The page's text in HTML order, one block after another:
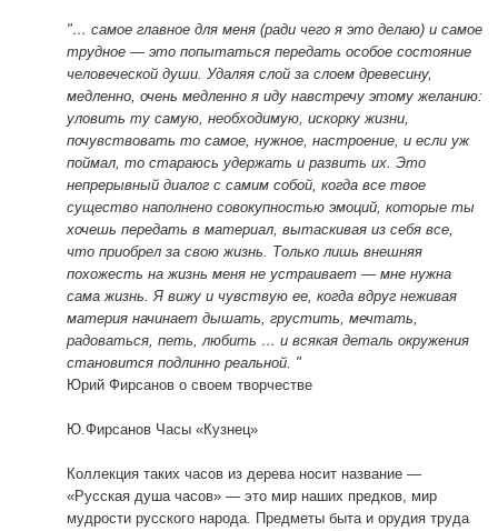
"… самое главное для меня (ради чего я это делаю) и самое
трудное — это попытаться передать особое состояние
человеческой души. Удаляя слой за слоем древесину,
медленно, очень медленно я иду навстречу этому желанию:
уловить ту самую, необходимую, искорку жизни,
почувствовать то самое, нужное, настроение, и если уж
поймал, то стараюсь удержать и развить их. Это
непрерывный диалог с самим собой, когда все твое
существо наполнено совокупностью эмоций, которые ты
хочешь передать в материал, вытаскивая из себя все,
что приобрел за свою жизнь. Только лишь внешняя
похожесть на жизнь меня не устраивает — мне нужна
сама жизнь. Я вижу и чувствую ее, когда вдруг неживая
материя начинает дышать, грустить, мечтать,
радоваться, петь, любить … и всякая деталь окружения
становится подлинно реальной. "
Юрий Фирсанов о своем творчестве
Ю.Фирсанов Часы «Кузнец»
Коллекция таких часов из дерева носит название —
«Русская душа часов» — это мир наших предков, мир
мудрости русского народа. Предметы быта и орудия труда